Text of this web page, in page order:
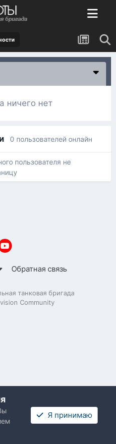
ничего нет
0 пользователей онлайн
пользователя не
Обратная связь
танковая бригада
Community
Я принимаю